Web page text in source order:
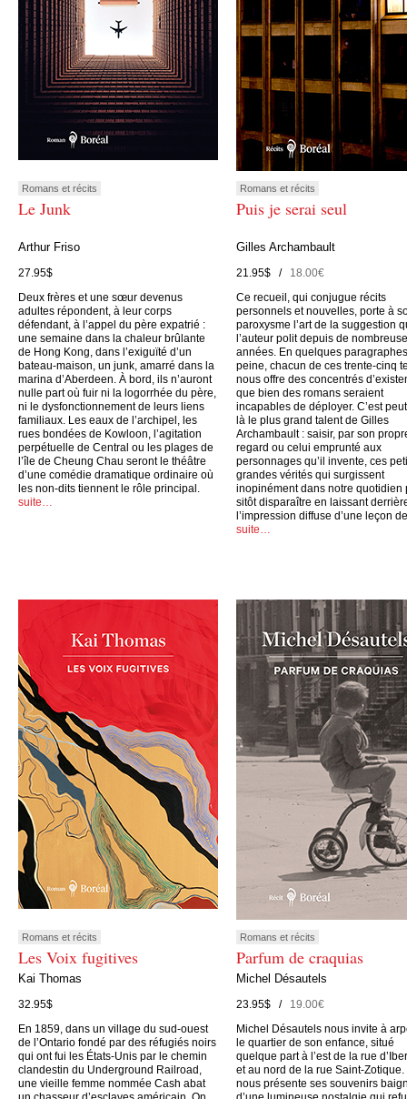
Romans et récits
Le Junk
Arthur Friso
27.95$
Deux frères et une sœur devenus
adultes répondent, à leur corps
défendant, à l’appel du père expatrié :
une semaine dans la chaleur brûlante
de Hong Kong, dans l’exiguïté d’un
bateau-maison, un junk, amarré dans la
marina d’Aberdeen. À bord, ils n’auront
nulle part où fuir ni la logorrhée du père,
ni le dysfonctionnement de leurs liens
familiaux. Les eaux de l’archipel, les
rues bondées de Kowloon, l’agitation
perpétuelle de Central ou les plages de
l’île de Cheung Chau seront le théâtre
d’une comédie dramatique ordinaire où
les non-dits tiennent le rôle principal.
suite…
Romans et récits
Puis je serai seul
Gilles Archambault
21.95$ /18.00€
Ce recueil, qui conjugue récits
personnels et nouvelles, porte à
paroxysme l’art de la suggestion
l’auteur polit depuis de
années. En quelques
peine, chacun de ces trente-cinq
nous offre des concentrés
que bien des romans seraient
incapables de déployer. C’est
là le plus grand talent de Gilles
Archambault : saisir, par son
regard ou celui emprunté aux
personnages qu’il invente, ces
grandes vérités qui surgissent
inopinément dans notre quotidien
sitôt disparaître en laissant
l’impression diffuse d’une leçon
suite…
Romans et récits
Les Voix fugitives
Kai Thomas
32.95$
En 1859, dans un village du sud-ouest
de l’Ontario fondé par des réfugiés noirs
qui ont fui les États-Unis par le chemin
clandestin du Underground Railroad,
une vieille femme nommée Cash abat
Romans et récits
Parfum de craquias
Michel Désautels
23.95$ /19.00€
Michel Désautels nous invite à
le quartier de son enfance, situé
quelque part à l’est de la rue
et au nord de la rue Saint-Zotique.
nous présente ses souvenirs